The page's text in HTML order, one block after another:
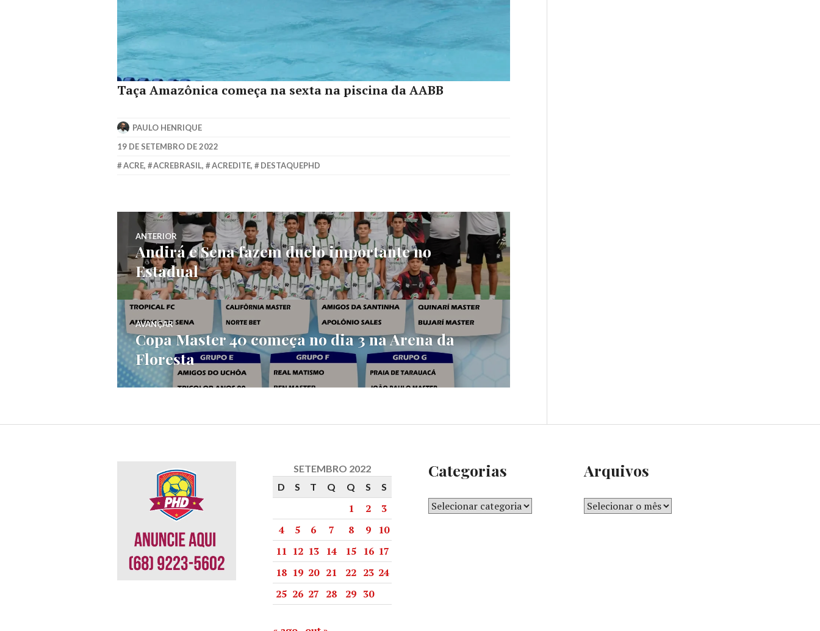
Taça Amazônica começa na sexta na piscina da AABB
PAULO HENRIQUE
19 DE SETEMBRO DE 2022
ACRE, ACREBRASIL, ACREDITE, DESTAQUEPHD
ANTERIOR
Andirá e Sena fazem duelo importante no
Estadual
AVANÇAR
Copa Master 40 começa no dia 3 na Arena da
Floresta
SETEMBRO 2022
D
S T Q Q S S
1 2
3
4
5 6 7 8 9
10
11 12 13 14 15 16 17
18 19 20 21 22 23 24
25 26 27 28 29 30
Categorias Arquivos